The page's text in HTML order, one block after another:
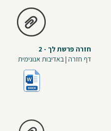
חזרה פרשת לך - 2
דף חזרה | באדיבות אנונימית